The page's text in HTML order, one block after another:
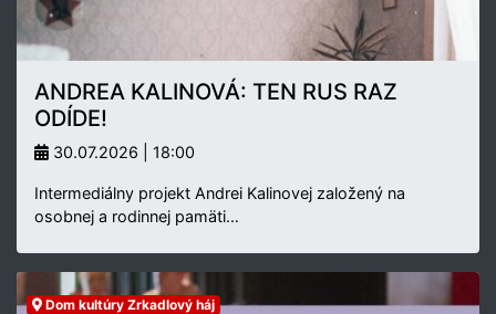
ANDREA KALINOVÁ: TEN RUS RAZ
ODÍDE!
30.07.2026 | 18:00
Intermediálny projekt Andrei Kalinovej založený na
osobnej a rodinnej pamäti…
Dom kultúry Zrkadlový háj